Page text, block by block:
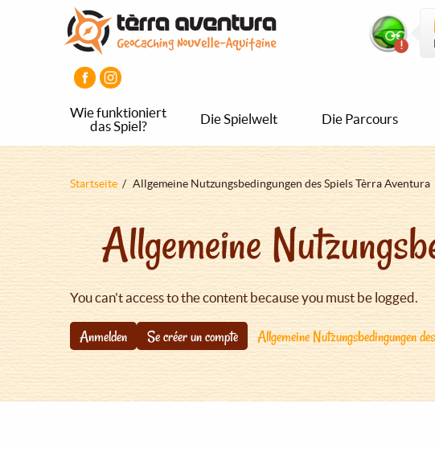
Wie funktioniert
das Spiel?
Die Spielwelt Die Parcours
Pfadnavigation
Startseite Allgemeine Nutzungsbedingungen des Spiels Tèrra Aventura
Allgemeine
You can't access to the content because you must be logged.
Anmelden Se créer un compte Allgemeine Nutzungsbedingungen